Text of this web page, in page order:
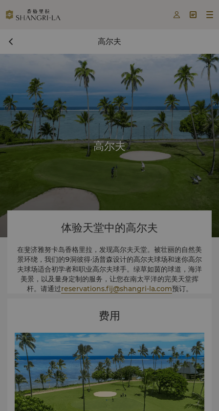
  
高尔夫
高尔夫
体验天堂中的高尔夫
在斐济雅努卡岛香格里拉，发现高尔夫天堂。被壮丽的自然美
景环绕，我们的9洞彼得·汤普森设计的高尔夫球场和迷你高尔
夫球场适合初学者和职业高尔夫球手。绿草如茵的球道，海洋
美景，以及量身定制的服务，让您在南太平洋的完美天堂挥
杆。请通过reservations.fij@shangri-la.com预订。
费用